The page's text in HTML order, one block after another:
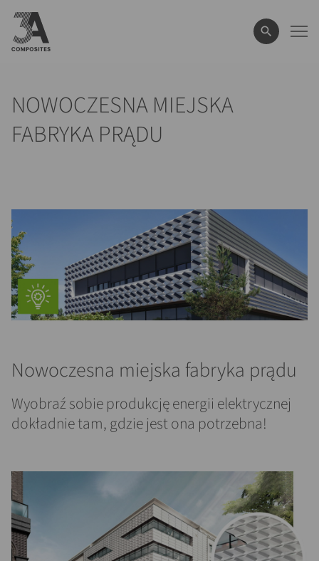
wyszukiwane
hasło
NOWOCZESNA MIEJSKA
FABRYKA PRĄDU
Nowoczesna miejska fabryka prądu
Wyobraź sobie produkcję energii elektrycznej
dokładnie tam, gdzie jest ona potrzebna!